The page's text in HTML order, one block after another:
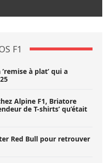
F1
à plat’ qui a
Alpine F1, Briatore
de T-shirts’ qu’était
Red Bull pour retrouver